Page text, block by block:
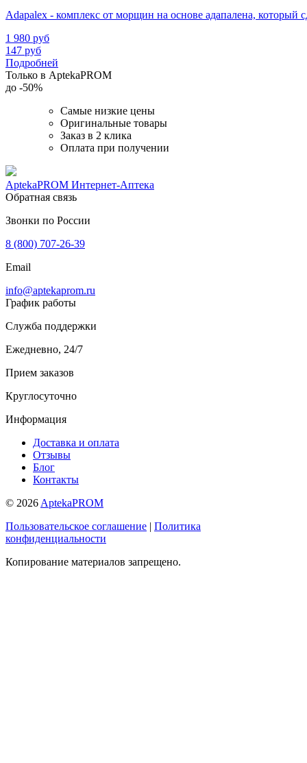
Adapalex - комплекс от морщин на основе адапалена,
1 980 руб
147 руб
Подробней
Только в AptekaPROM
до -50%
Самые низкие цены
Оригинальные товары
Заказ в 2 клика
Оплата при получении
AptekaPROM Интернет-Аптека
Обратная связь
Звонки по России
8 (800) 707-26-39
Email
info@aptekaprom.ru
График работы
Служба поддержки
Ежедневно, 24/7
Прием заказов
Круглосуточно
Информация
Доставка и оплата
Отзывы
Блог
Контакты
© 2026 AptekaPROM
Пользовательское соглашение | Политика
конфиденциальности
Копирование материалов запрещено.